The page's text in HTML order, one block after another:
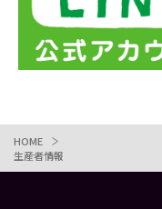
HOME
生産者情報